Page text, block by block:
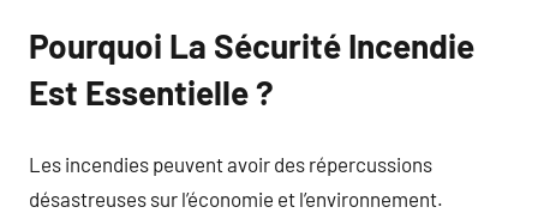
Pourquoi La Sécurité Incendie
Est Essentielle ?
Les incendies peuvent avoir des répercussions
désastreuses sur l’économie et l’environnement.